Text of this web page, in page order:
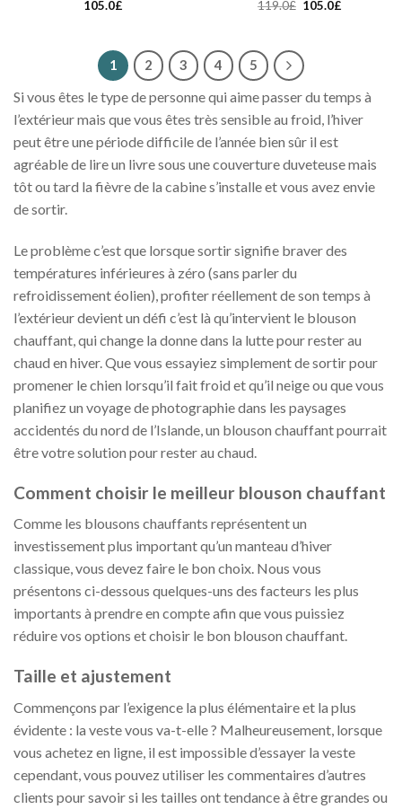
105.0£ 119.0£ 105.0£
1 2 3 4 5
Si vous êtes le type de personne qui aime passer du temps à
l’extérieur mais que vous êtes très sensible au froid, l’hiver
peut être une période difficile de l’année bien sûr il est
agréable de lire un livre sous une couverture duveteuse mais
tôt ou tard la fièvre de la cabine s’installe et vous avez envie
de sortir.
Le problème c’est que lorsque sortir signifie braver des
températures inférieures à zéro (sans parler du
refroidissement éolien), profiter réellement de son temps à
l’extérieur devient un défi c’est là qu’intervient le blouson
chauffant, qui change la donne dans la lutte pour rester au
chaud en hiver. Que vous essayiez simplement de sortir pour
promener le chien lorsqu’il fait froid et qu’il neige ou que vous
planifiez un voyage de photographie dans les paysages
accidentés du nord de l’Islande, un blouson chauffant pourrait
être votre solution pour rester au chaud.
Comment choisir le meilleur blouson chauffant
Comme les blousons chauffants représentent un
investissement plus important qu’un manteau d’hiver
classique, vous devez faire le bon choix. Nous vous
présentons ci-dessous quelques-uns des facteurs les plus
importants à prendre en compte afin que vous puissiez
réduire vos options et choisir le bon blouson chauffant.
Taille et ajustement
Commençons par l’exigence la plus élémentaire et la plus
évidente : la veste vous va-t-elle ? Malheureusement, lorsque
vous achetez en ligne, il est impossible d’essayer la veste
cependant, vous pouvez utiliser les commentaires d’autres
clients pour savoir si les tailles ont tendance à être grandes ou